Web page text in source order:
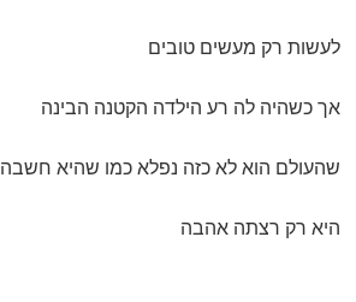
לעשות רק מעשים טובים
אך כשהיה לה רע הילדה הקטנה הבינה
שהעולם הוא לא כזה נפלא כמו שהיא חשבה
היא רק רצתה אהבה